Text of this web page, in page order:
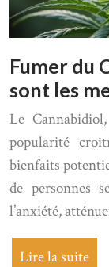
Fumer du
sont les
Le
popularité
bienfaits
de personnes
l’anxiété,
Lire la suite